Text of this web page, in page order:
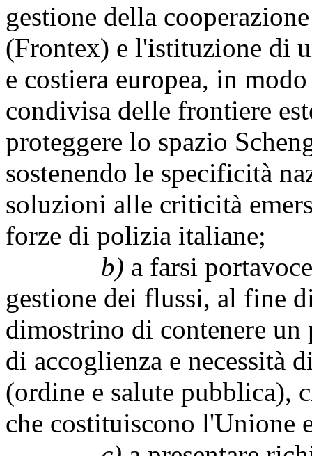
gestione della
(Frontex) e l'istituzione di
e costiera europea, in
condivisa delle frontiere
proteggere lo spazio
sostenendo le specificità
soluzioni alle criticità
forze di polizia italiane;
b) a farsi
gestione dei flussi, al fine
dimostrino di contenere
di accoglienza e necessità
(ordine e salute pubblica),
che costituiscono l'Unione